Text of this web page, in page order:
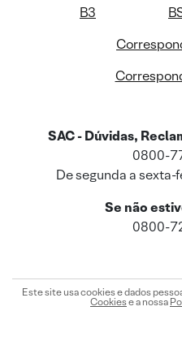
B3
SAC - Dúvidas,
0800-
De segunda a
Se não
0800-
Este site usa cookies e dados
Cookiese a nossa